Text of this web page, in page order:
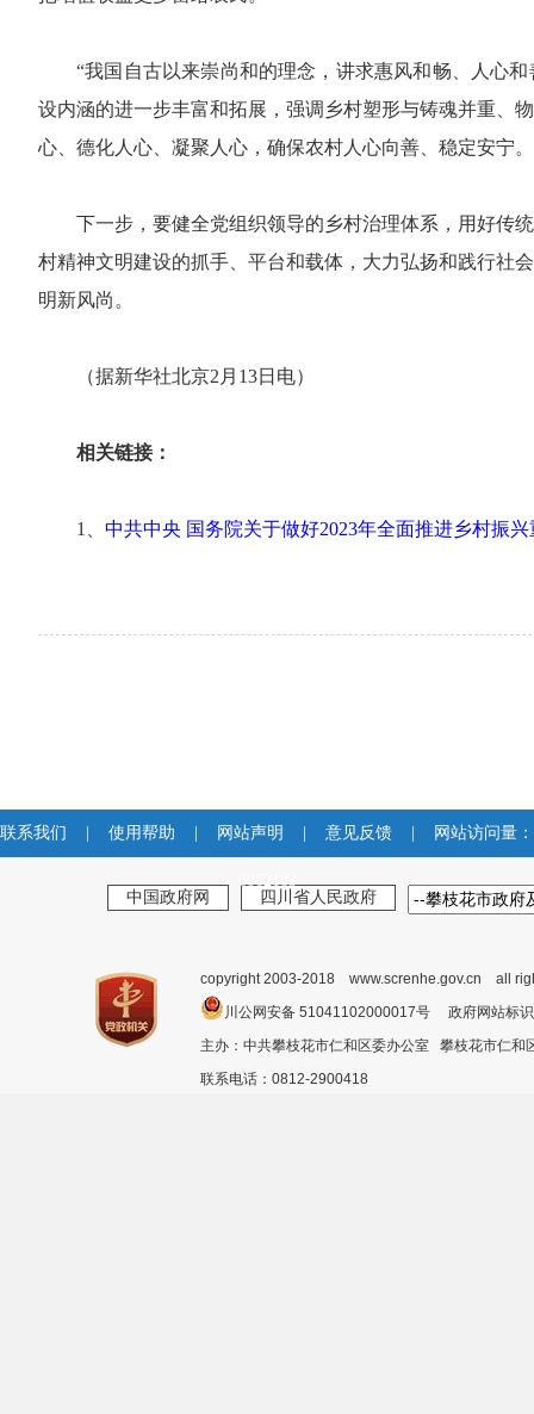
“我国自古以来崇尚和的理念，讲求惠风和畅、人心
设内涵的进一步丰富和拓展，强调乡村塑形与铸魂并重、
心、德化人心、凝聚人心，确保农村人心向善、稳定安宁
下一步，要健全党组织领导的乡村治理体系，用好传
村精神文明建设的抓手、平台和载体，大力弘扬和践行社
明新风尚。
（据新华社北京2月13日电）
相关链接：
1、 中共中央 国务院关于做好2023年全面推进乡村振
联系我们 使用帮助 网站声明 意见反馈 网站访问量：
6062183
中国政府网 四川省人民政府
copyright 2003-2018 www.screnhe.gov.cn all
川公网安备 51041102000017号 政府网站
主办：中共攀枝花市仁和区委办公室 攀枝花市仁
联系电话：0812-2900418